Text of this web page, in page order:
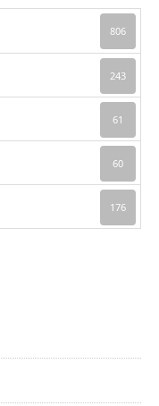
806
243
61
60
176